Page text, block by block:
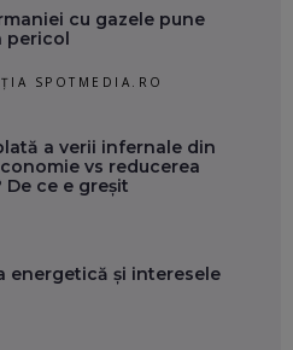
cu gazele pune
pericol
SPOTMEDIA.RO
a verii infernale din
vs reducerea
De ce e greșit
energetică și interesele